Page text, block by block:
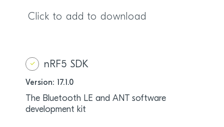
Click to add to download
nRF5 SDK
Version: 17.1.0
The Bluetooth LE and ANT software
development kit